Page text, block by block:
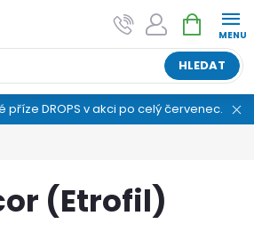
HLEDAT
NÁKUPNÍ
KOŠÍK
příze DROPS v akci po celý červenec.
(Etrofil)
"pani Klubíčková" –
více než osmiletou tradicí a máme pro
více než 25 tisíc produktů. Vše skladem,